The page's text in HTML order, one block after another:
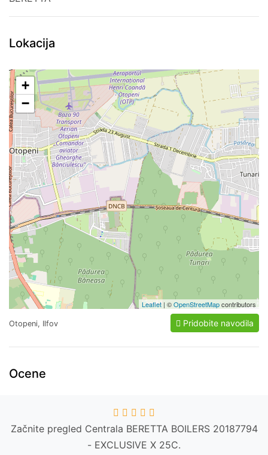
Lokacija
+
−
Leaflet | ©OpenStreetMapcontributors
Otopeni, Ilfov Pridobite navodila
Ocene
Začnite pregled Centrala BERETTA BOILERS 20187794
- EXCLUSIVE X 25C.